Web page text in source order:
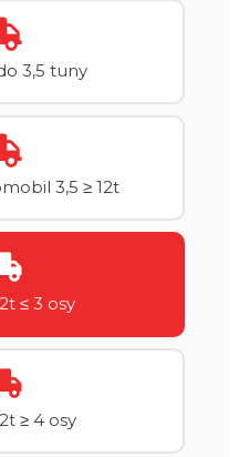
3,5 tuny
3,5 ≥ 12t
≤ 3 osy
≥ 4 osy